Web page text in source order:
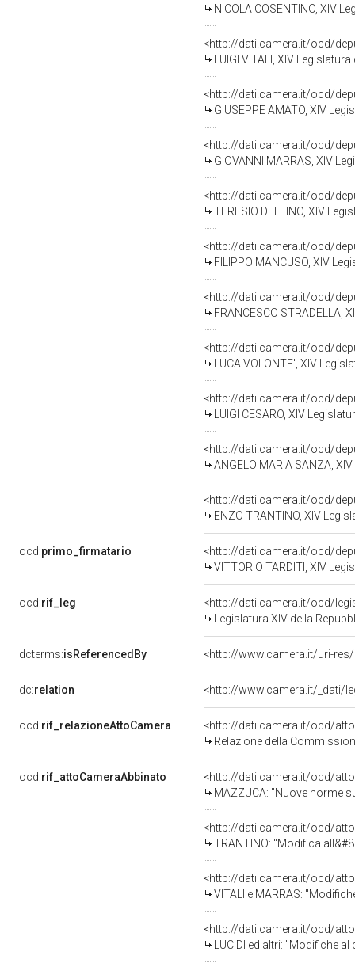
NICOLA COSENTINO, XIV
<http://dati.camera.it/ocd/
LUIGI VITALI, XIV
<http://dati.camera.it/ocd/
GIUSEPPE AMATO, XIV
<http://dati.camera.it/ocd/
GIOVANNI MARRAS, XIV
<http://dati.camera.it/ocd/
TERESIO DELFINO, XIV
<http://dati.camera.it/ocd/
FILIPPO MANCUSO, XIV
<http://dati.camera.it/ocd/
FRANCESCO STRADELLA,
<http://dati.camera.it/ocd/
LUCA VOLONTE', XIV
<http://dati.camera.it/ocd/
LUIGI CESARO, XIV
<http://dati.camera.it/ocd/
ANGELO MARIA SANZA,
<http://dati.camera.it/ocd/
ENZO TRANTINO, XIV
ocd:primo_firmatario
<http://dati.camera.it/ocd/
VITTORIO TARDITI, XIV
ocd:rif_leg
<http://dati.camera.it/ocd/
Legislatura XIV della
dcterms:isReferencedBy <http://www.camera.it/uri-
dc:relation <http://www.camera.it/_dati/
ocd:rif_relazioneAttoCamera
<http://dati.camera.it/ocd/
Relazione della
ocd:rif_attoCameraAbbinato
<http://dati.camera.it/ocd/
MAZZUCA: "Nuove norme
<http://dati.camera.it/ocd/
TRANTINO: "Modifica all&#8217;articolo 708 del
<http://dati.camera.it/ocd/
VITALI e MARRAS: "Modifiche
<http://dati.camera.it/ocd/
LUCIDI ed altri: "Modifiche